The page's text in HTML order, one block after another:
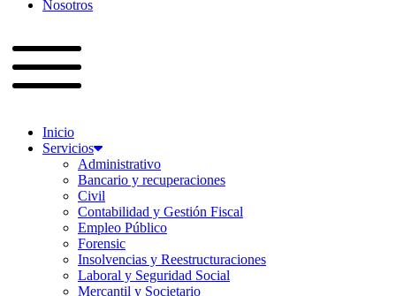
Nosotros
Inicio
Servicios
Administrativo
Bancario y recuperaciones
Civil
Contabilidad y Gestión Fiscal
Empleo Público
Forensic
Insolvencias y Reestructuraciones
Laboral y Seguridad Social
Mercantil y Societario